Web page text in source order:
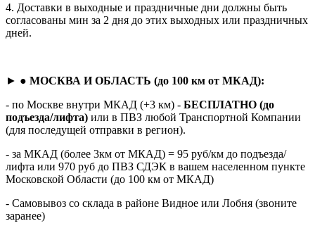
4. Доставки в выходные и праздничные дни должны быть
согласованы мин за 2 дня до этих выходных или праздничных
дней.
► ● МОСКВА И ОБЛАСТЬ (до 100 км от МКАД):
- по Москве внутри МКАД (+3 км) - БЕСПЛАТНО (до
подъезда/лифта) или в ПВЗ любой Транспортной Компании
(для последущей отправки в регион).
- за МКАД (более 3км от МКАД) = 95 руб/км до подъезда/
лифта или 970 руб до ПВЗ СДЭК в вашем населенном пункте
Московской Области (до 100 км от МКАД)
- Самовывоз со склада в районе Видное или Лобня (звоните
заранее)